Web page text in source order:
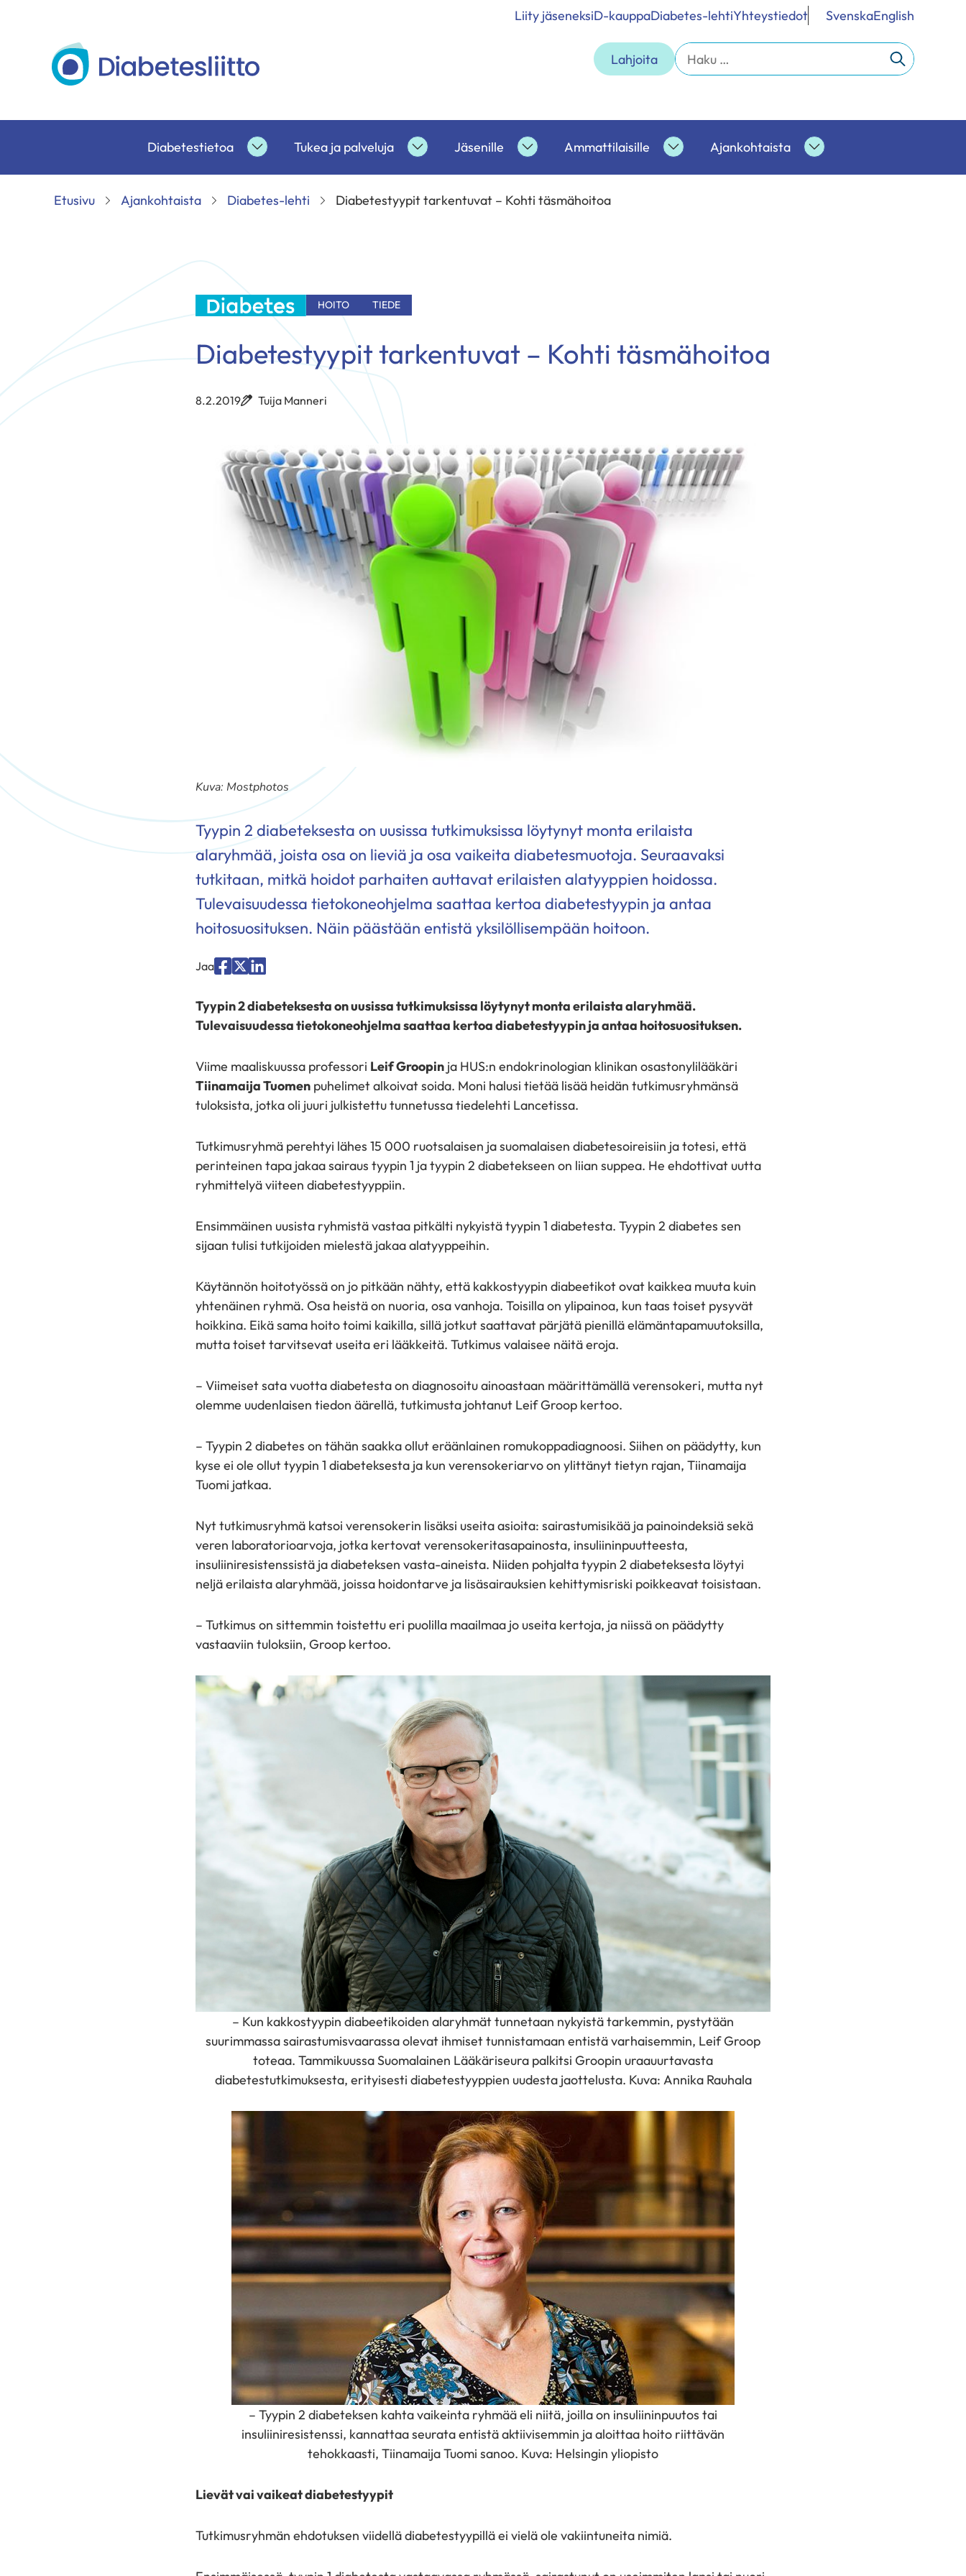
Liity jäseneksiD-kauppaDiabetes-lehtiYhteystiedot SvenskaEnglish
Diabetesliitto Lahjoita Haku:
Diabetestietoa
Diabetestietoa
alasivut
Tukea ja palveluja
Tukea
ja
alasivut
Jäsenille
Jäsenille
alasivut
Ammattilaisille
Ammattilaisille
alasivut
Ajankohtaista
Ajankohtaista
alasivut
Etusivu
Ajankohtaista Diabetes-lehti Diabetestyypit tarkentuvat – Kohti täsmähoitoa
HOITO TIEDE
Diabetestyypit tarkentuvat – Kohti täsmähoitoa
8.2.2019 Tuija Manneri
Kuva: Mostphotos
Tyypin 2 diabeteksesta on uusissa tutkimuksissa löytynyt monta erilaista
alaryhmää, joista osa on lieviä ja osa vaikeita diabetesmuotoja. Seuraavaksi
tutkitaan, mitkä hoidot parhaiten auttavat erilaisten alatyyppien hoidossa.
Tulevaisuudessa tietokoneohjelma saattaa kertoa diabetestyypin ja antaa
hoitosuosituksen. Näin päästään entistä yksilöllisempään hoitoon.
Jaa
palvelussa
"Facebook"
palvelussa
"X"
palvelussa
"LinkedIn"
Tyypin 2 diabeteksesta on uusissa tutkimuksissa löytynyt monta erilaista alaryhmää.
Tulevaisuudessa tietokoneohjelma saattaa kertoa diabetestyypin ja antaa hoitosuosituksen.
Viime maaliskuussa professori Leif Groopin ja HUS:n endokrinologian klinikan osastonylilääkäri
Tiinamaija Tuomen puhelimet alkoivat soida. Moni halusi tietää lisää heidän tutkimusryhmänsä
tuloksista, jotka oli juuri julkistettu tunnetussa tiedelehti Lancetissa.
Tutkimusryhmä perehtyi lähes 15 000 ruotsalaisen ja suomalaisen diabetesoireisiin ja totesi, että
perinteinen tapa jakaa sairaus tyypin 1 ja tyypin 2 diabetekseen on liian suppea. He ehdottivat uutta
ryhmittelyä viiteen diabetestyyppiin.
Ensimmäinen uusista ryhmistä vastaa pitkälti nykyistä tyypin 1 diabetesta. Tyypin 2 diabetes sen
sijaan tulisi tutkijoiden mielestä jakaa alatyyppeihin.
Käytännön hoitotyössä on jo pitkään nähty, että kakkostyypin diabeetikot ovat kaikkea muuta kuin
yhtenäinen ryhmä. Osa heistä on nuoria, osa vanhoja. Toisilla on ylipainoa, kun taas toiset pysyvät
hoikkina. Eikä sama hoito toimi kaikilla, sillä jotkut saattavat pärjätä pienillä elämäntapamuutoksilla,
mutta toiset tarvitsevat useita eri lääkkeitä. Tutkimus valaisee näitä eroja.
– Viimeiset sata vuotta diabetesta on diagnosoitu ainoastaan määrittämällä verensokeri, mutta nyt
olemme uudenlaisen tiedon äärellä, tutkimusta johtanut Leif Groop kertoo.
– Tyypin 2 diabetes on tähän saakka ollut eräänlainen romukoppadiagnoosi. Siihen on päädytty, kun
kyse ei ole ollut tyypin 1 diabeteksesta ja kun verensokeriarvo on ylittänyt tietyn rajan, Tiinamaija
Tuomi jatkaa.
Nyt tutkimusryhmä katsoi verensokerin lisäksi useita asioita: sairastumisikää ja painoindeksiä sekä
veren laboratorioarvoja, jotka kertovat verensokeritasapainosta, insuliininpuutteesta,
insuliiniresistenssistä ja diabeteksen vasta-aineista. Niiden pohjalta tyypin 2 diabeteksesta löytyi
neljä erilaista alaryhmää, joissa hoidontarve ja lisäsairauksien kehittymisriski poikkeavat toisistaan.
– Tutkimus on sittemmin toistettu eri puolilla maailmaa jo useita kertoja, ja niissä on päädytty
vastaaviin tuloksiin, Groop kertoo.
– Kun kakkostyypin diabeetikoiden alaryhmät tunnetaan nykyistä tarkemmin, pystytään
suurimmassa sairastumisvaarassa olevat ihmiset tunnistamaan entistä varhaisemmin, Leif Groop
toteaa. Tammikuussa Suomalainen Lääkäriseura palkitsi Groopin uraauurtavasta
diabetestutkimuksesta, erityisesti diabetestyyppien uudesta jaottelusta. Kuva: Annika Rauhala
– Tyypin 2 diabeteksen kahta vaikeinta ryhmää eli niitä, joilla on insuliininpuutos tai
insuliiniresistenssi, kannattaa seurata entistä aktiivisemmin ja aloittaa hoito riittävän
tehokkaasti, Tiinamaija Tuomi sanoo. Kuva: Helsingin yliopisto
Lievät vai vaikeat diabetestyypit
Tutkimusryhmän ehdotuksen viidellä diabetestyypillä ei vielä ole vakiintuneita nimiä.